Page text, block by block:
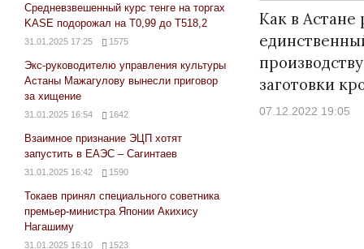
Как в Астане
заготовки
07.12.2022 19:05
Средневзвешенный курс тенге на торгах
KASE подорожал на Т0,99 до Т518,2
31.01.2025 17:25 1575
Экс-руководителю управления культуры
Астаны Мажагулову вынесли приговор
за хищение
31.01.2025 16:54 1642
Взаимное признание ЭЦП хотят
запустить в ЕАЭС – Сагинтаев
31.01.2025 16:42 1590
Токаев принял специального советника
премьер-министра Японии Акихису
Нагашиму
31.01.2025 16:10 1523